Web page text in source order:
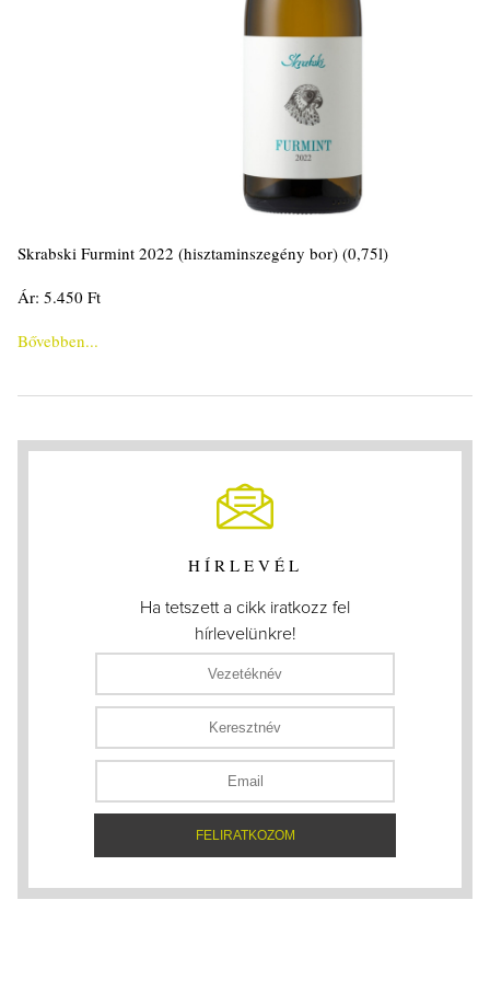
Skrabski Furmint 2022 (hisztaminszegény bor) (0,75l)
Ár: 5.450 Ft
Bővebben...
HÍRLEVÉL
Ha tetszett a cikk iratkozz fel
hírlevelünkre!